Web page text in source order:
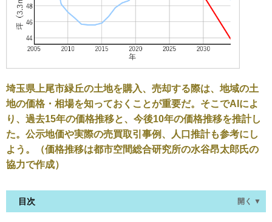
埼玉県上尾市緑丘の土地を購入、売却する際は、地域の土
地の価格・相場を知っておくことが重要だ。そこでAIによ
り、過去15年の価格推移と、今後10年の価格推移を推計し
た。公示地価や実際の売買取引事例、人口推計も参考にし
よう。（価格推移は都市空間総合研究所の水谷昂太郎氏の
協力で作成）
目次 開く ▼